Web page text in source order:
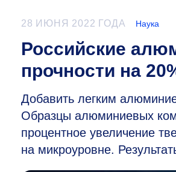
28 ИЮНЯ 2022 ГОДА Наука
Российские
прочности на
Добавить легким
Образцы алюминиевых
процентное увеличение
на микроуровне.